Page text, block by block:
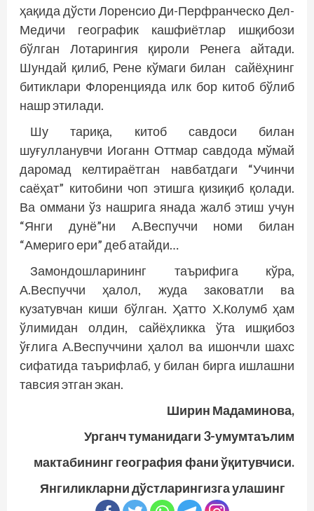
ҳақида дўсти Лоренсио Ди-Перфранческо Дел-
Медичи географик кашфиётлар ишқибози
бўлган Лотарингия қироли Ренега айтади.
Шундай қилиб, Рене кўмаги билан сайёҳнинг
битиклари Флоренцияда илк бор китоб бўлиб
нашр этилади.
Шу тариқа, китоб савдоси билан
шуғулланувчи Иоганн Оттмар савдода мўмай
даромад келтираётган нав­батдаги “Учинчи
саёҳат” китобини чоп этишга қизиқиб қолади.
Ва оммани ўз нашрига янада жалб этиш учун
“Янги дунё”ни А.Веспуччи номи билан
“Америго ери” деб атайди…
Замондошларининг таърифига кўра,
А.Веспуччи ҳалол, жуда заковатли ва
кузатувчан киши бўлган. Ҳатто Х.Колумб ҳам
ўлимидан олдин, сайёҳликка ўта ишқибоз
ўғлига А.Веспуччини ҳалол ва ишончли шахс
сифатида таърифлаб, у билан бирга ишлашни
тавсия этган экан.
Ширин Мадаминова,
Урганч туманидаги 3-умумтаълим
мактабининг география фани ўқитувчиси.
Янгиликларни дўстларингизга улашинг